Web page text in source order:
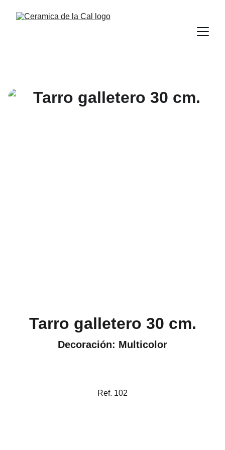
Tarro galletero 30 cm.
Decoración: Multicolor
Ref. 102